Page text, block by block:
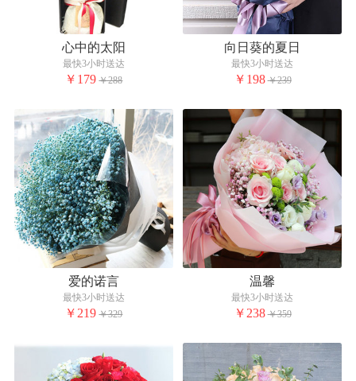
心中的太阳
最快3小时送达
￥179 ￥288
向日葵的夏日
最快3小时送达
￥198 ￥239
爱的诺言
最快3小时送达
￥219 ￥329
温馨
最快3小时送达
￥238 ￥359